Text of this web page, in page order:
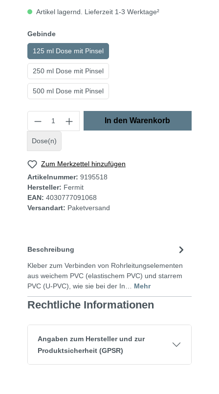
Artikel lagernd. Lieferzeit 1-3 Werktage²
Gebinde
125 ml Dose mit Pinsel
250 ml Dose mit Pinsel
500 ml Dose mit Pinsel
Dose(n)
In den Warenkorb
Zum Merkzettel hinzufügen
Artikelnummer: 9195518
Hersteller: Fermit
EAN: 4030777091068
Versandart: Paketversand
Beschreibung
Kleber zum Verbinden von Rohrleitungselementen
aus weichem PVC (elastischem PVC) und starrem
PVC (U-PVC), wie sie bei der In… Mehr
Rechtliche Informationen
Angaben zum Hersteller und zur
Produktsicherheit (GPSR)